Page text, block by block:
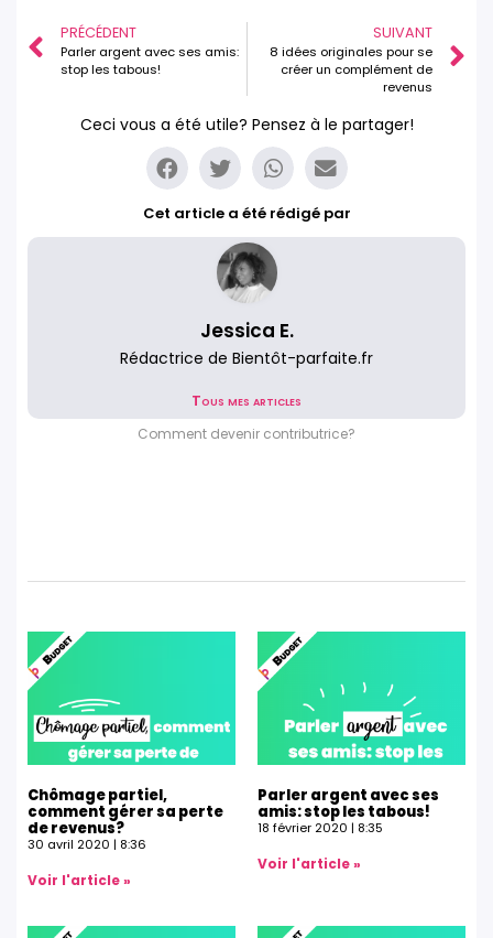
PRÉCÉDENT
Parler argent avec ses amis:
stop les tabous!
SUIVANT
8 idées originales pour se
créer un complément de
revenus
Ceci vous a été utile? Pensez à le partager!
Cet article a été rédigé par
Jessica E.
Rédactrice de Bientôt-parfaite.fr
Tous mes articles
Comment devenir contributrice?
Chômage partiel,
comment gérer sa perte
de revenus?
30 avril 2020 8:36
Voir l'article »
Parler argent avec ses
amis: stop les tabous!
18 février 2020 8:35
Voir l'article »